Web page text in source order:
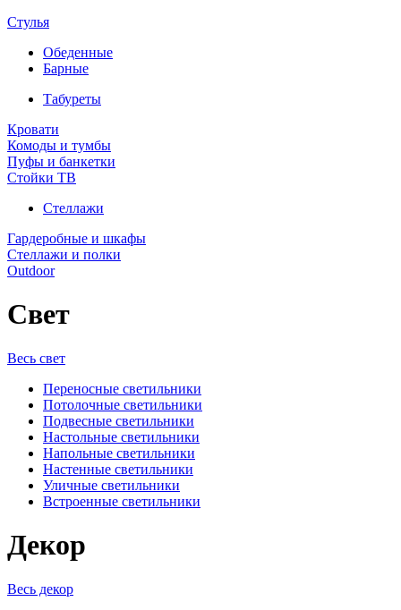
Стулья
Обеденные
Барные
Табуреты
Кровати
Комоды и тумбы
Пуфы и банкетки
Стойки ТВ
Стеллажи
Гардеробные и шкафы
Стеллажи и полки
Outdoor
Свет
Весь свет
Переносные светильники
Потолочные светильники
Подвесные светильники
Настольные светильники
Напольные светильники
Настенные светильники
Уличные светильники
Встроенные светильники
Декор
Весь декор